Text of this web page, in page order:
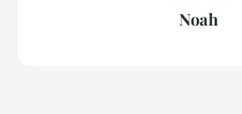
Noah